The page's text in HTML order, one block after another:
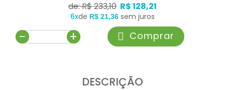
de: R$ 233,10 R$ 128,21
6xde R$ 21,36 sem juros
- + Comprar
DESCRIÇÃO